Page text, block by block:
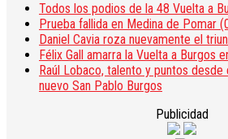
Todos los podios de la 48 Vuelta a
Prueba fallida en Medina de Pomar
Daniel Cavia roza nuevamente el
Félix Gall amarra la Vuelta a Burgos
Raúl Lobaco, talento y puntos
nuevo San Pablo Burgos
Publicidad